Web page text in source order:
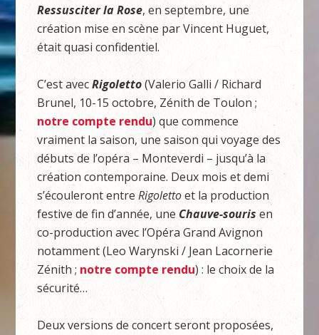
Ressusciter la Rose, en septembre, une
création mise en scène par Vincent Huguet,
était quasi confidentiel.
C’est avecRigoletto(Valerio Galli / Richard
Brunel, 10-15 octobre, Zénith de Toulon ;
notre compte rendu) que commence
vraiment la saison, une saison qui voyage des
débuts de l’opéra – Monteverdi – jusqu’à la
création contemporaine. Deux mois et demi
s’écouleront entreRigolettoet la production
festive de fin d’année, une Chauve-souris en
co-production avec l’Opéra Grand Avignon
notamment (Leo Warynski / Jean Lacornerie
Zénith ; notre compte rendu) : le choix de la
sécurité…
Deux versions de concert seront proposées,